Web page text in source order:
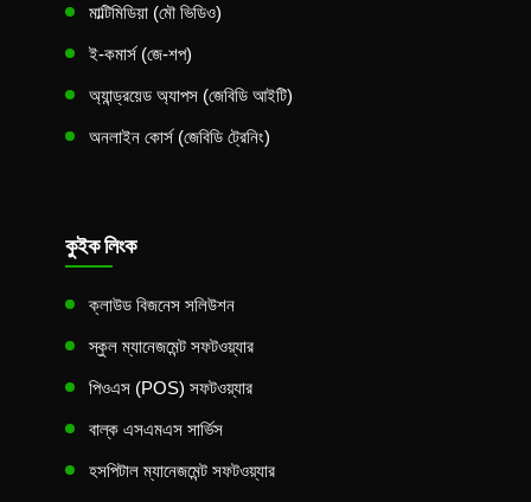
মাল্টিমিডিয়া (মৌ ভিডিও)
ই-কমার্স (জে-শপ)
অ্যান্ড্রয়েড অ্যাপস (জেবিডি আইটি)
অনলাইন কোর্স (জেবিডি ট্রেনিং)
কুইক লিংক
ক্লাউড বিজনেস সলিউশন
স্কুল ম্যানেজমেন্ট সফটওয়্যার
পিওএস (POS) সফটওয়্যার
বাল্ক এসএমএস সার্ভিস
হসপিটাল ম্যানেজমেন্ট সফটওয়্যার